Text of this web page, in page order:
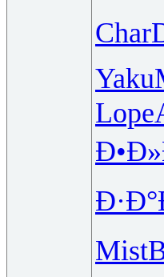
Char
Yaku
Lope
Mist